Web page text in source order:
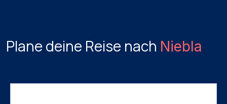
Plane deine Reise nach Niebla